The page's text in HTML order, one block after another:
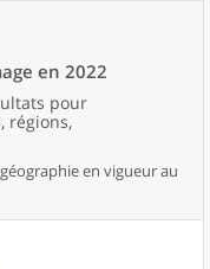
en 2022
pour
régions,
en vigueur au